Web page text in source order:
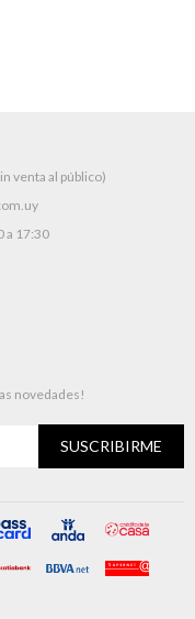
venta al público)
a 17:30
novedades!
SUSCRIBIRME